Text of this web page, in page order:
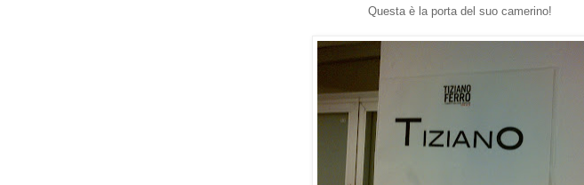
Questa è la porta del suo camerino!